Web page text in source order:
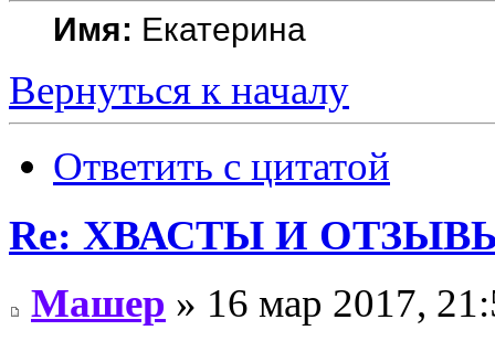
Имя: Екатерина
Вернуться к началу
Ответить с цитатой
Re: ХВАСТЫ И
Машер » 16 мар 2017,